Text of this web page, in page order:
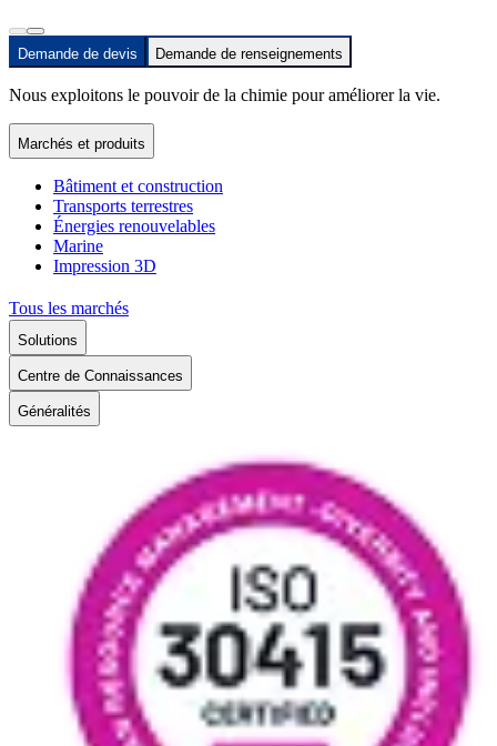
Demande de devis Demande de renseignements
Nous exploitons le pouvoir de la chimie pour améliorer la vie.
Marchés et produits
Bâtiment et construction
Transports terrestres
Énergies renouvelables
Marine
Impression 3D
Tous les marchés
Solutions
Centre de Connaissances
Généralités